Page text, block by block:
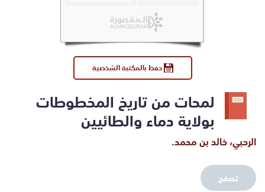
حفظ بالمكتبة الشخصية
لمحات من تاريخ المخطوطات
بولاية دماء والطائيين
الرحبي، خالد بن محمد.
تصفح